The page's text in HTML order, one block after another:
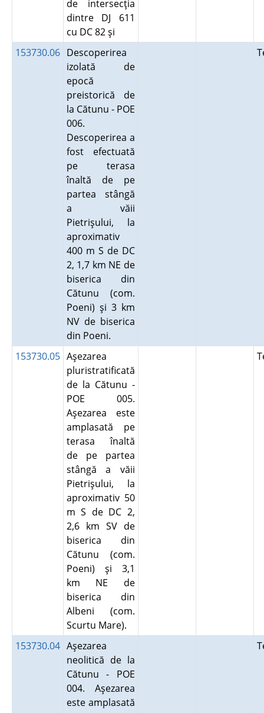
de intersecţia
dintre DJ 611
cu DC 82 şi
153730.06 Descoperirea
izolată de
epocă
preistorică de
la Cătunu - POE
006.
Descoperirea a
fost efectuată
pe terasa
înaltă de pe
partea stângă
a văii
Pietrişului, la
aproximativ
400 m S de DC
2, 1,7 km NE de
biserica din
Cătunu (com.
Poeni) şi 3 km
NV de biserica
din Poeni.
153730.05 Aşezarea
pluristratificată
de la Cătunu -
POE 005.
Aşezarea este
amplasată pe
terasa înaltă
de pe partea
stângă a văii
Pietrişului, la
aproximativ 50
m S de DC 2,
2,6 km SV de
biserica din
Cătunu (com.
Poeni) şi 3,1
km NE de
biserica din
Albeni (com.
Scurtu Mare).
153730.04 Aşezarea
neolitică de la
Cătunu - POE
004. Aşezarea
este amplasată